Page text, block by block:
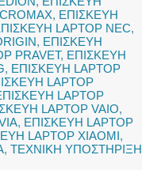
, ΕΠΙΣΚΕΥΗ
LAPTOP NEC,
, ΕΠΙΣΚΕΥΗ
PRAVET, ΕΠΙΣΚΕΥΗ
, ΕΠΙΣΚΕΥΗ LAPTOP
LAPTOP
LAPTOP
LAPTOP VAIO,
, ΕΠΙΣΚΕΥΗ LAPTOP
LAPTOP XIAOMI,
, ΤΕΧΝΙΚΗ ΥΠΟΣΤΗΡΙΞΗ